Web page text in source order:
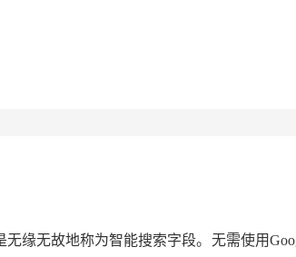
缘无故地称为智能搜索字段。无需使用